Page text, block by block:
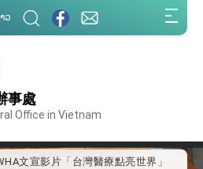
ວ
事處
Office in Vietnam
美國亞利桑納州設立「駐鳳凰城辦
步深化台美交流合作
療照護發展開創新里程碑
文宣影片「台灣醫療點亮世界」